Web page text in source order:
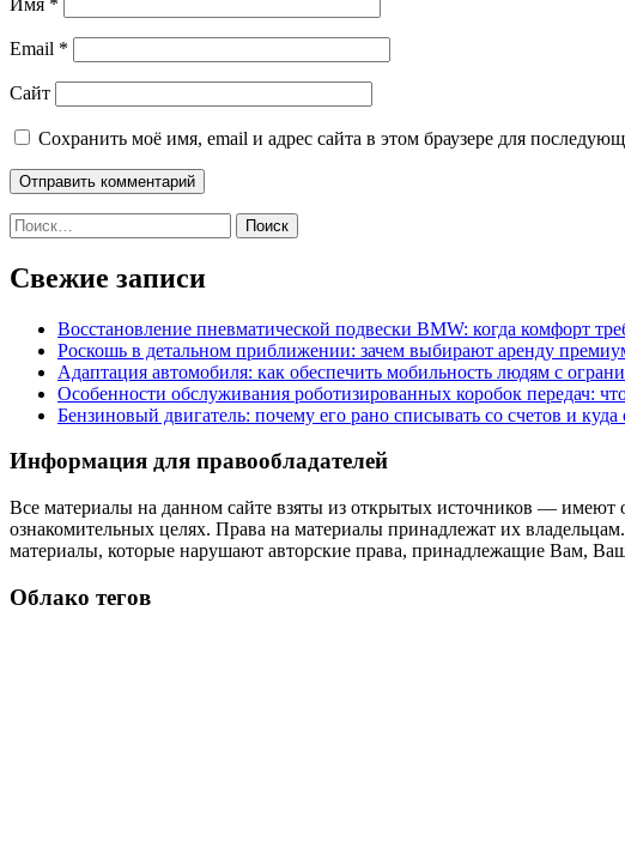
Email *
Сайт
Сохранить моё имя, email и адрес сайта в этом браузере для
Найти:
Свежие записи
Восстановление пневматической подвески BMW: когда комфорт
Роскошь в детальном приближении: зачем выбирают аренду
Адаптация автомобиля: как обеспечить мобильность людям с
Особенности обслуживания роботизированных коробок передач:
Бензиновый двигатель: почему его рано списывать со счетов и
Информация для правообладателей
Все материалы на данном сайте взяты из открытых источников — имеют
ознакомительных целях. Права на материалы принадлежат их
материалы, которые нарушают авторские права, принадлежащие Вам,
Облако тегов